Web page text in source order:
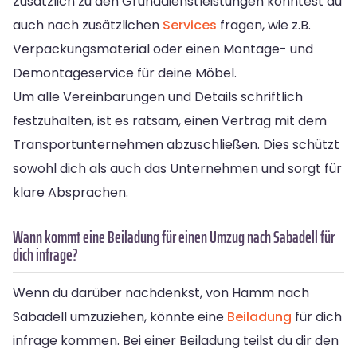
auch nach zusätzlichen Services fragen, wie z.B.
Verpackungsmaterial oder einen Montage- und
Demontageservice für deine Möbel.
Um alle Vereinbarungen und Details schriftlich
festzuhalten, ist es ratsam, einen Vertrag mit dem
Transportunternehmen abzuschließen. Dies schützt
sowohl dich als auch das Unternehmen und sorgt für
klare Absprachen.
Wann kommt eine Beiladung für einen Umzug nach Sabadell für
dich infrage?
Wenn du darüber nachdenkst, von Hamm nach
Sabadell umzuziehen, könnte eine Beiladung für dich
infrage kommen. Bei einer Beiladung teilst du dir den